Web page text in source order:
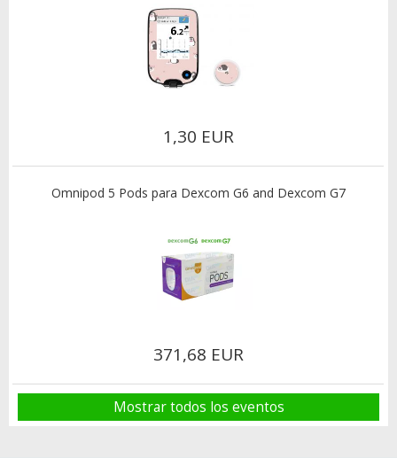
1,30 EUR
Omnipod 5 Pods para Dexcom G6 and Dexcom G7
371,68 EUR
Mostrar todos los eventos